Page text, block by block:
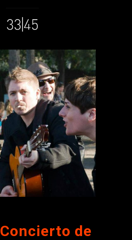
Concierto de